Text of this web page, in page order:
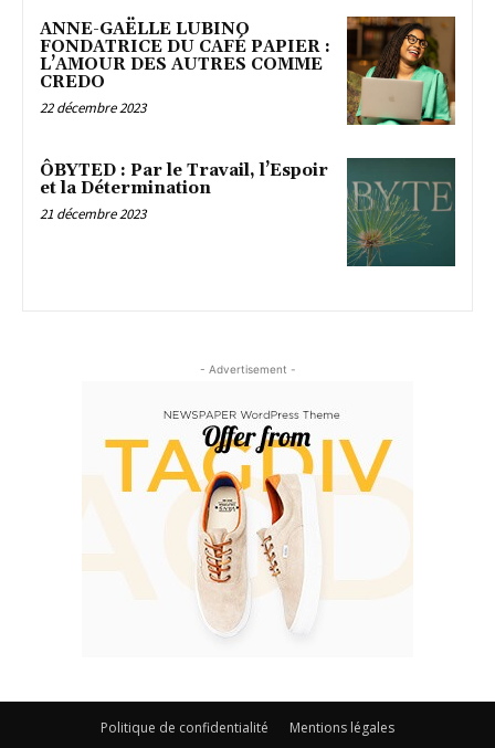
ANNE-GAËLLE LUBINO
FONDATRICE DU CAFÉ PAPIER :
L’AMOUR DES AUTRES COMME
CREDO
22 décembre 2023
ÔBYTED : Par le Travail, l’Espoir
et la Détermination
21 décembre 2023
- Advertisement -
Politique de confidentialité Mentions légales